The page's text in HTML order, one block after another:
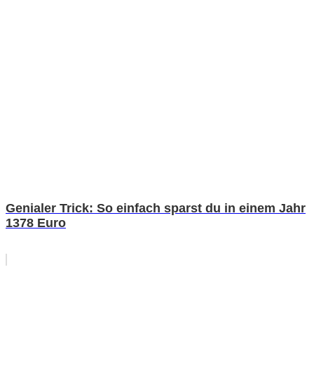
Genialer Trick: So einfach sparst du in einem Jahr
1378 Euro